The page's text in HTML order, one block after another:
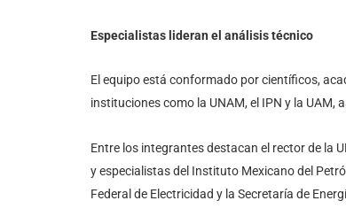
Especialistas lideran el análisis técnico
El equipo está conformado por científicos,
instituciones como la UNAM, el IPN y la
Entre los integrantes destacan el rector de la
y especialistas del Instituto Mexicano del
Federal de Electricidad y la Secretaría de